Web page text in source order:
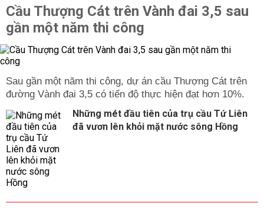
Cầu Thượng Cát trên Vành đai 3,5 sau
gần một năm thi công
Sau gần một năm thi công, dự án cầu Thượng Cát trên
đường Vành đai 3,5 có tiến độ thực hiện đạt hơn 10%.
Những mét đầu tiên của trụ cầu Tứ Liên
đã vươn lên khỏi mặt nước sông Hồng